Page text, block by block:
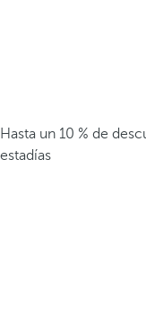
Hasta un 10 % de
estadías